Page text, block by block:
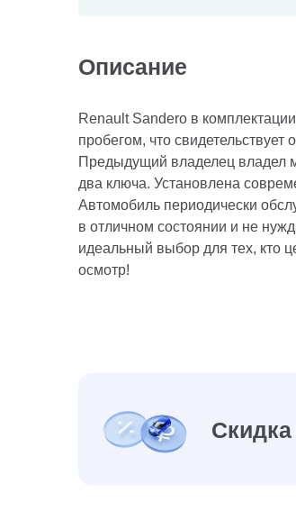
Описание
Renault Sandero в
пробегом, что
Предыдущий владелец владел
два ключа. Установлена
Автомобиль периодически
в отличном состоянии и не
идеальный выбор для тех, кто
осмотр!